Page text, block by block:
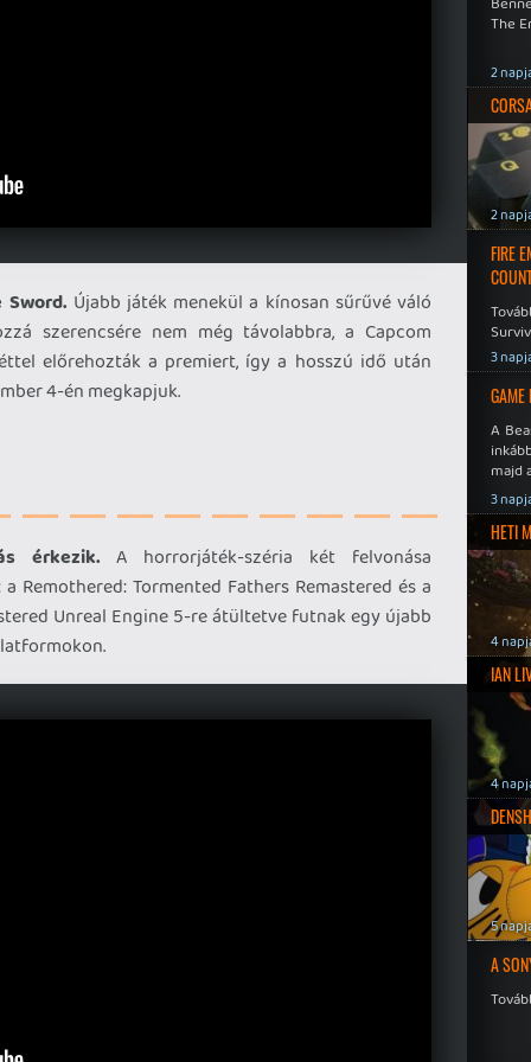
Sword.Újabb játék menekül a kínosan sűrűvé váló
szerencsére nem még távolabbra, a Capcom
előrehozták a premiert, így a hosszú idő után
4-én megkapjuk.
érkezik.A horrorjáték-széria két felvonása
Remothered: Tormented Fathers Remastered és a
Unreal Engine 5-re átültetve futnak egy újabb
The
2
2
FIRE
3
GAME
A
majd
3
HETI
4
IAN
4
5
A